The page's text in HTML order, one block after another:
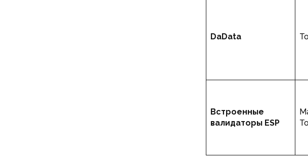
DaData
Встроенные
валидаторы ESP